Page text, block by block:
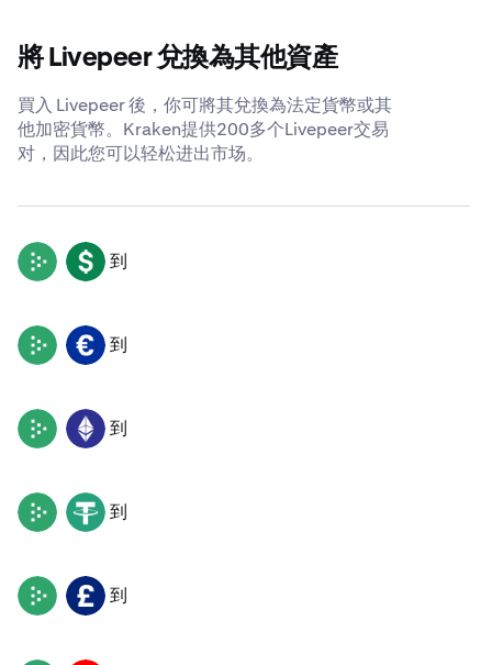
將 Livepeer 兌換為其他資產
買入 Livepeer 後，你可將其兌換為法定貨幣或其
他加密貨幣。Kraken提供200多个Livepeer交易
对，因此您可以轻松进出市场。
LPT USD 到
LPT EUR 到
LPT ETH 到
LPT USDT 到
LPT GBP 到